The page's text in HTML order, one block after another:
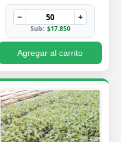
− +
Sub: $17.850
Agregar al carrito